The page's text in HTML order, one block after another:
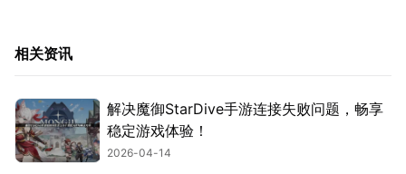
相关资讯
解决魔御StarDive手游连接失败问题，畅享
稳定游戏体验！
2026-04-14